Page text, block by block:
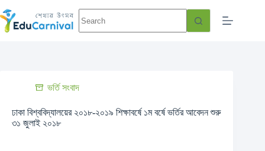
ভর্তি সংবাদ
ঢাকা বিশ্ববিদ্যালয়ের ২০১৮-২০১৯ শিক্ষাবর্ষে ১ম বর্ষে ভর্তির আবেদন শুরু
৩১ জুলাই ২০১৮